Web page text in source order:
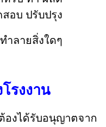
อบ ปรับปรุง
ำลายสิ่งใดๆ
รงงาน
องได้รับอนุญาตจาก